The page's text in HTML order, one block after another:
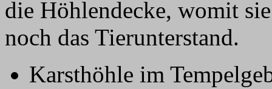
die Höhlendecke, womit
noch das Tierunterstand.
Karsthöhle im